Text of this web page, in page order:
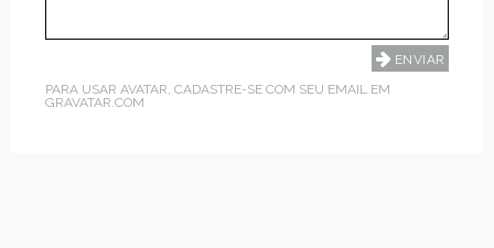
PARA USAR AVATAR, CADASTRE-SE COM SEU EMAIL EM
GRAVATAR.COM